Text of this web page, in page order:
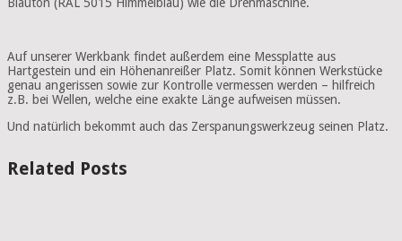
Blauton (RAL 5015 Himmelblau) wie die Drehmaschine.
Auf unserer Werkbank findet außerdem eine Messplatte aus
Hartgestein und ein Höhenanreißer Platz. Somit können Werkstücke
genau angerissen sowie zur Kontrolle vermessen werden – hilfreich
z.B. bei Wellen, welche eine exakte Länge aufweisen müssen.
Und natürlich bekommt auch das Zerspanungswerkzeug seinen Platz.
Related Posts